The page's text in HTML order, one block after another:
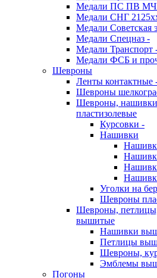
Медали ПС ПВ
Медали СНГ
Медали Советская
Медали Спецназ -
Медали Транспорт
Медали ФСБ и
Шевроны
Ленты контактные
Шевроны
Шевроны,
пластизолевые
Курсовки -
Нашивки
Уголки на
Шевроны
Шевроны,
вышитые
Нашивки
Петлицы
Шевроны,
Эмблемы
Погоны